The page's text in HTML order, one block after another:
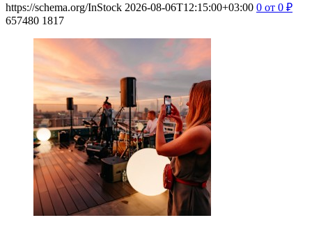
https://schema.org/InStock 2026-08-06T12:15:00+03:00 0 от 0 ₽
657480 1817